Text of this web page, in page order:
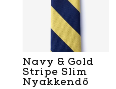
Navy & Gold
Stripe Slim
Nyakkendő